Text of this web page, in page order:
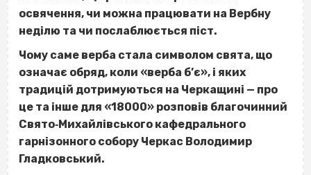
освячення, чи можна працювати на Вербну
неділю та чи послаблюється піст.
Чому саме верба стала символом свята, що
означає обряд, коли «верба б’є», і яких
традицій дотримуються на Черкащині — про
це та інше для «18000» розповів благочинний
Свято‐Михайлівського кафедрального
гарнізонного собору Черкас Володимир
Гладковський.